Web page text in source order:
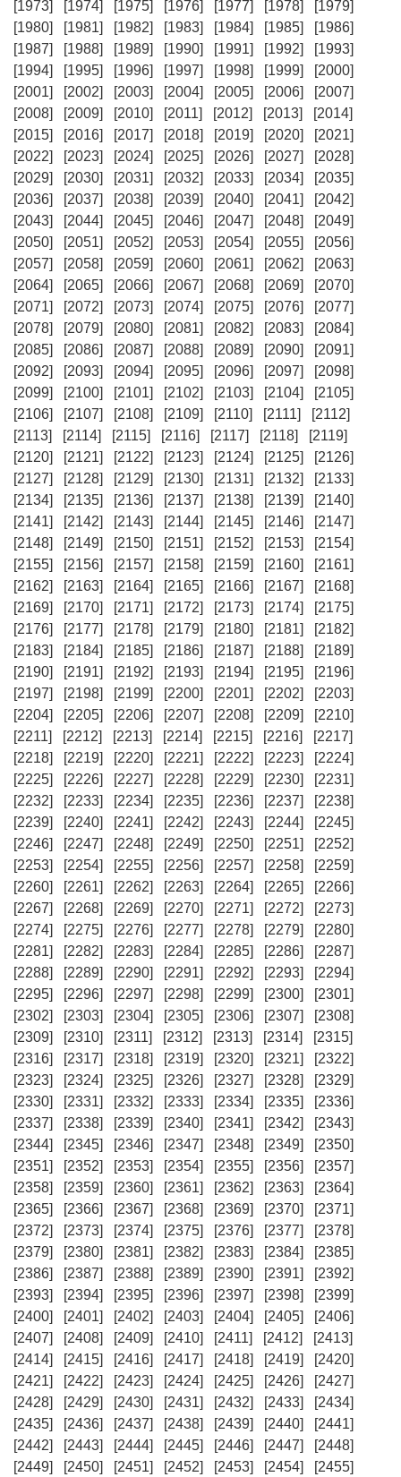
[1973] [1974] [1975] [1976] [1977] [1978]
[1979]
[1980]
[1981] [1982] [1983] [1984] [1985]
[1986]
[1987]
[1988] [1989] [1990] [1991] [1992]
[1993]
[1994]
[1995] [1996] [1997] [1998] [1999]
[2000]
[2001]
[2002] [2003] [2004] [2005] [2006]
[2007]
[2008]
[2009] [2010] [2011] [2012] [2013]
[2014]
[2015]
[2016] [2017] [2018] [2019] [2020]
[2021]
[2022]
[2023] [2024] [2025] [2026] [2027]
[2028]
[2029]
[2030] [2031] [2032] [2033] [2034]
[2035]
[2036]
[2037] [2038] [2039] [2040] [2041]
[2042]
[2043]
[2044] [2045] [2046] [2047] [2048]
[2049]
[2050]
[2051] [2052] [2053] [2054] [2055]
[2056]
[2057]
[2058] [2059] [2060] [2061] [2062]
[2063]
[2064]
[2065] [2066] [2067] [2068] [2069]
[2070]
[2071]
[2072] [2073] [2074] [2075] [2076]
[2077]
[2078]
[2079] [2080] [2081] [2082] [2083]
[2084]
[2085]
[2086] [2087] [2088] [2089] [2090]
[2091]
[2092]
[2093] [2094] [2095] [2096] [2097]
[2098]
[2099]
[2100] [2101] [2102] [2103] [2104]
[2105]
[2106]
[2107] [2108] [2109] [2110] [2111]
[2112]
[2113]
[2114] [2115] [2116] [2117] [2118]
[2119]
[2120]
[2121] [2122] [2123] [2124] [2125]
[2126]
[2127]
[2128] [2129] [2130] [2131] [2132]
[2133]
[2134]
[2135] [2136] [2137] [2138] [2139]
[2140]
[2141]
[2142] [2143] [2144] [2145] [2146]
[2147]
[2148]
[2149] [2150] [2151] [2152] [2153]
[2154]
[2155]
[2156] [2157] [2158] [2159] [2160]
[2161]
[2162]
[2163] [2164] [2165] [2166] [2167]
[2168]
[2169]
[2170] [2171] [2172] [2173] [2174]
[2175]
[2176]
[2177] [2178] [2179] [2180] [2181]
[2182]
[2183]
[2184] [2185] [2186] [2187] [2188]
[2189]
[2190]
[2191] [2192] [2193] [2194] [2195]
[2196]
[2197]
[2198] [2199] [2200] [2201] [2202]
[2203]
[2204]
[2205] [2206] [2207] [2208] [2209]
[2210]
[2211]
[2212] [2213] [2214] [2215] [2216]
[2217]
[2218]
[2219] [2220] [2221] [2222] [2223]
[2224]
[2225]
[2226] [2227] [2228] [2229] [2230]
[2231]
[2232]
[2233] [2234] [2235] [2236] [2237]
[2238]
[2239]
[2240] [2241] [2242] [2243] [2244]
[2245]
[2246]
[2247] [2248] [2249] [2250] [2251]
[2252]
[2253]
[2254] [2255] [2256] [2257] [2258]
[2259]
[2260]
[2261] [2262] [2263] [2264] [2265]
[2266]
[2267]
[2268] [2269] [2270] [2271] [2272]
[2273]
[2274]
[2275] [2276] [2277] [2278] [2279]
[2280]
[2281]
[2282] [2283] [2284] [2285] [2286]
[2287]
[2288]
[2289] [2290] [2291] [2292] [2293]
[2294]
[2295]
[2296] [2297] [2298] [2299] [2300]
[2301]
[2302]
[2303] [2304] [2305] [2306] [2307]
[2308]
[2309]
[2310] [2311] [2312] [2313] [2314]
[2315]
[2316]
[2317] [2318] [2319] [2320] [2321]
[2322]
[2323]
[2324] [2325] [2326] [2327] [2328]
[2329]
[2330]
[2331] [2332] [2333] [2334] [2335]
[2336]
[2337]
[2338] [2339] [2340] [2341] [2342]
[2343]
[2344]
[2345] [2346] [2347] [2348] [2349]
[2350]
[2351]
[2352] [2353] [2354] [2355] [2356]
[2357]
[2358]
[2359] [2360] [2361] [2362] [2363]
[2364]
[2365]
[2366] [2367] [2368] [2369] [2370]
[2371]
[2372]
[2373] [2374] [2375] [2376] [2377]
[2378]
[2379]
[2380] [2381] [2382] [2383] [2384]
[2385]
[2386]
[2387] [2388] [2389] [2390] [2391]
[2392]
[2393]
[2394] [2395] [2396] [2397] [2398]
[2399]
[2400]
[2401] [2402] [2403] [2404] [2405]
[2406]
[2407]
[2408] [2409] [2410] [2411] [2412]
[2413]
[2414]
[2415] [2416] [2417] [2418] [2419]
[2420]
[2421]
[2422] [2423] [2424] [2425] [2426]
[2427]
[2428]
[2429] [2430] [2431] [2432] [2433]
[2434]
[2435]
[2436] [2437] [2438] [2439] [2440]
[2441]
[2442]
[2443] [2444] [2445] [2446] [2447]
[2448]
[2449]
[2450] [2451] [2452] [2453] [2454]
[2455]